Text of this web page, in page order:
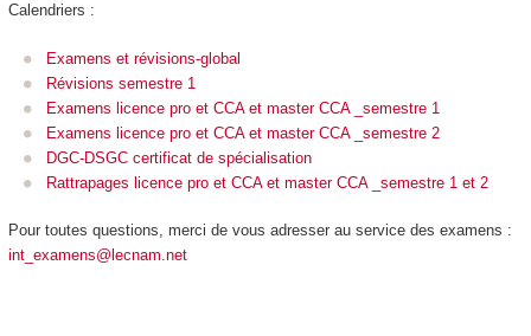
Calendriers :
Examens et révisions-global
Révisions semestre 1
Examens licence pro et CCA et master CCA _semestre 1
Examens licence pro et CCA et master CCA _semestre 2
DGC-DSGC certificat de spécialisation
Rattrapages licence pro et CCA et master CCA _semestre 1 et 2
Pour toutes questions, merci de vous adresser au service des examens :
int_examens@lecnam.net